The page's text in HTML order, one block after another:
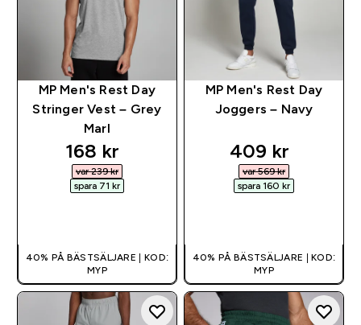
MP Men's Rest Day
Stringer Vest – Grey
Marl
discounted price
168 kr‎
var 239 kr‎
spara 71 kr‎
40% PÅ BÄSTSÄLJARE | KOD:
MYP
MP Men's Rest Day
Joggers – Navy
discounted
409 kr‎
var 569 kr‎
spara 160 kr‎
40% PÅ BÄSTSÄLJARE | KOD:
MYP